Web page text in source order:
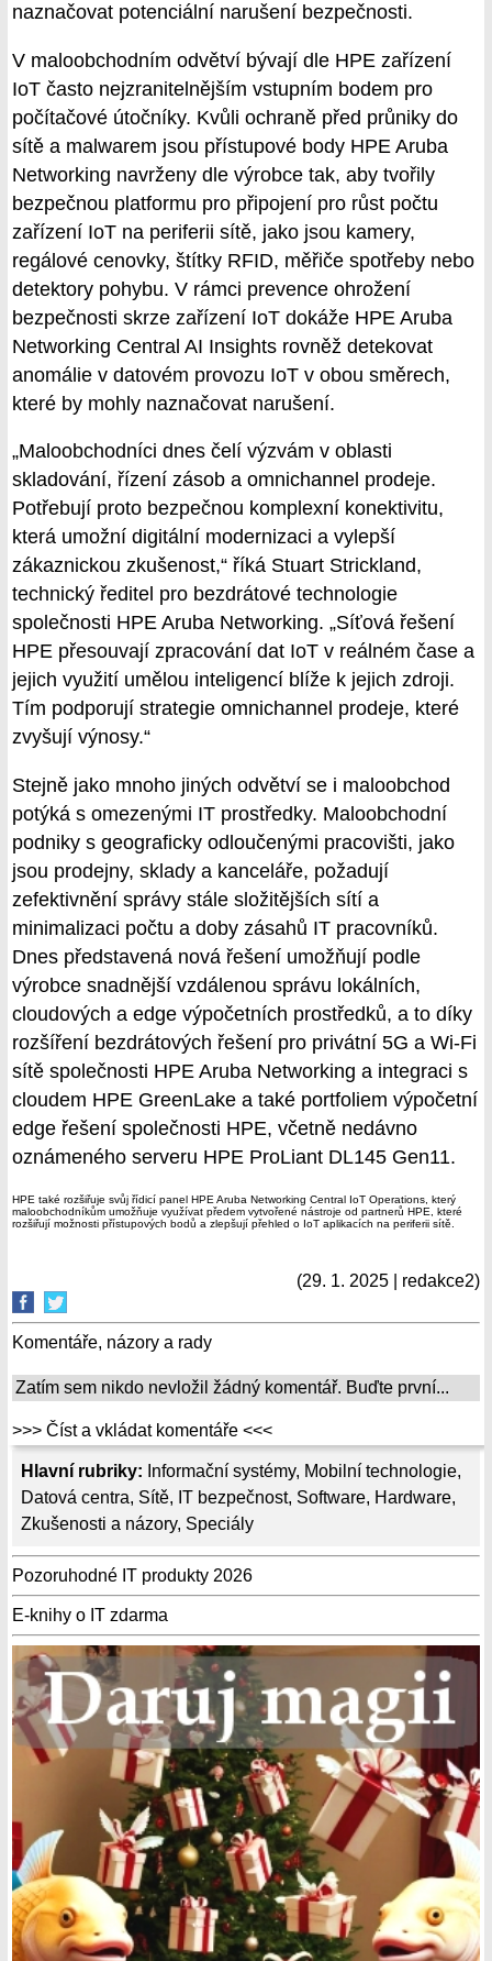
Hlavní rubriky: Informační systémy, Mobilní technologie,
Datová centra, Sítě, IT bezpečnost, Software, Hardware,
Zkušenosti a názory, Speciály
Pozoruhodné IT produkty 2026
E-knihy o IT zdarma
naznačovat potenciální narušení bezpečnosti.
V maloobchodním odvětví bývají dle HPE zařízení
IoT často nejzranitelnějším vstupním bodem pro
počítačové útočníky. Kvůli ochraně před průniky do
sítě a malwarem jsou přístupové body HPE Aruba
Networking navrženy dle výrobce tak, aby tvořily
bezpečnou platformu pro připojení pro růst počtu
zařízení IoT na periferii sítě, jako jsou kamery,
regálové cenovky, štítky RFID, měřiče spotřeby nebo
detektory pohybu. V rámci prevence ohrožení
bezpečnosti skrze zařízení IoT dokáže HPE Aruba
Networking Central AI Insights rovněž detekovat
anomálie v datovém provozu IoT v obou směrech,
které by mohly naznačovat narušení.
„Maloobchodníci dnes čelí výzvám v oblasti
skladování, řízení zásob a omnichannel prodeje.
Potřebují proto bezpečnou komplexní konektivitu,
která umožní digitální modernizaci a vylepší
zákaznickou zkušenost,“ říká Stuart Strickland,
technický ředitel pro bezdrátové technologie
společnosti HPE Aruba Networking. „Síťová řešení
HPE přesouvají zpracování dat IoT v reálném čase a
jejich využití umělou inteligencí blíže k jejich zdroji.
Tím podporují strategie omnichannel prodeje, které
zvyšují výnosy.“
Stejně jako mnoho jiných odvětví se i maloobchod
potýká s omezenými IT prostředky. Maloobchodní
podniky s geograficky odloučenými pracovišti, jako
jsou prodejny, sklady a kanceláře, požadují
zefektivnění správy stále složitějších sítí a
minimalizaci počtu a doby zásahů IT pracovníků.
Dnes představená nová řešení umožňují podle
výrobce snadnější vzdálenou správu lokálních,
cloudových a edge výpočetních prostředků, a to díky
rozšíření bezdrátových řešení pro privátní 5G a Wi-Fi
sítě společnosti HPE Aruba Networking a integraci s
cloudem HPE GreenLake a také portfoliem výpočetní
edge řešení společnosti HPE, včetně nedávno
oznámeného serveru HPE ProLiant DL145 Gen11.
HPE také rozšiřuje svůj řídicí panel HPE Aruba Networking Central IoT Operations, který
maloobchodníkům umožňuje využívat předem vytvořené nástroje od partnerů HPE, které
rozšiřují možnosti přístupových bodů a zlepšují přehled o IoT aplikacích na periferii sítě.
(29. 1. 2025 | redakce2)
Komentáře, názory a rady
Zatím sem nikdo nevložil žádný komentář. Buďte první...
>>> Číst a vkládat komentáře <<<